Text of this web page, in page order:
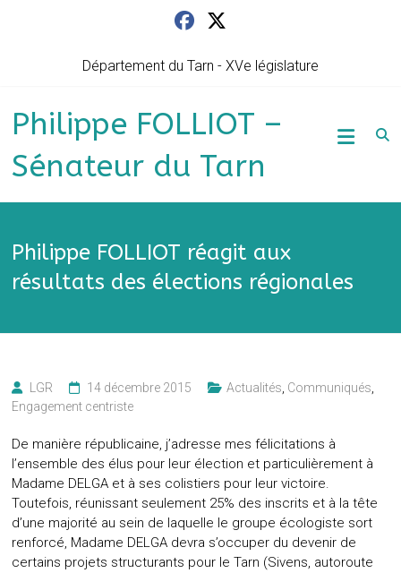
Département du Tarn - XVe législature
Philippe FOLLIOT –
Sénateur du Tarn
Philippe FOLLIOT réagit aux
résultats des élections régionales
LGR 14 décembre 2015 Actualités Communiqués
Engagement centriste
De manière républicaine, j’adresse mes félicitations à
l’ensemble des élus pour leur élection et particulièrement à
Madame DELGA et à ses colistiers pour leur victoire.
Toutefois, réunissant seulement 25% des inscrits et à la tête
d’une majorité au sein de laquelle le groupe écologiste sort
renforcé, Madame DELGA devra s’occuper du devenir de
certains projets structurants pour le Tarn (Sivens, autoroute